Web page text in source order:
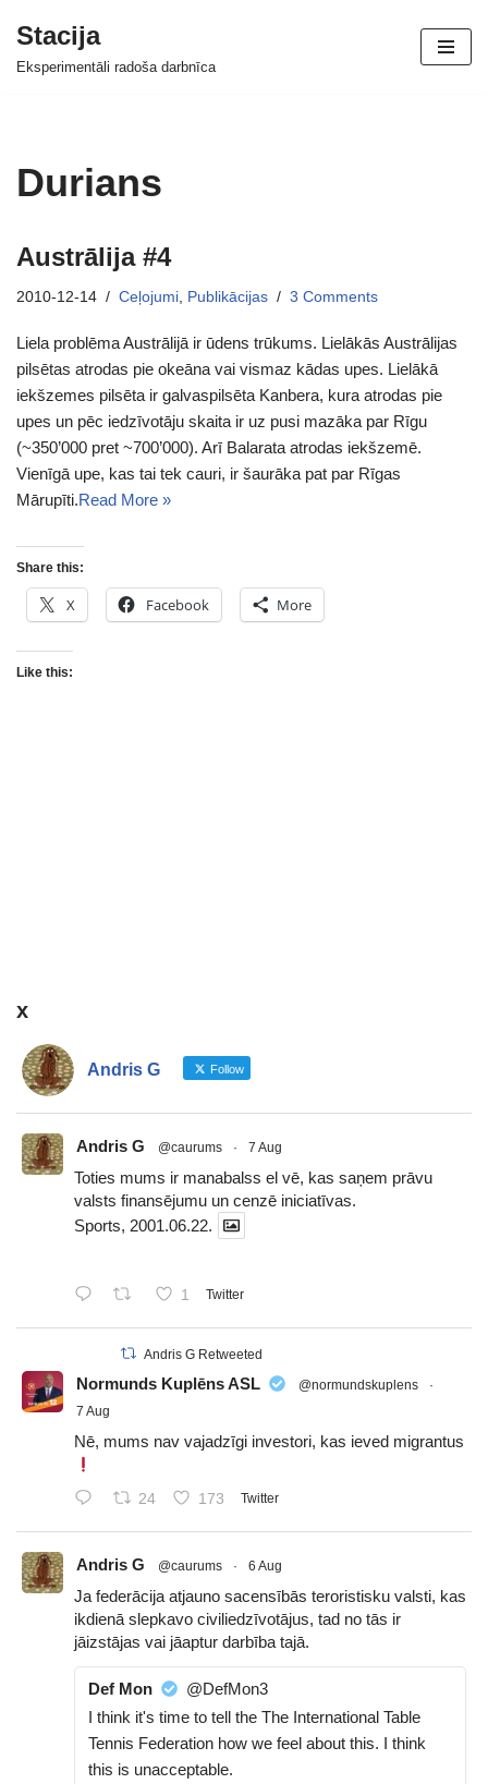
Skip
Stacija
Eksperimentāli radoša darbnīca
Durians
Austrālija #4
2010-12-14 Ceļojumi, Publikācijas 3 Comments
Liela problēma Austrālijā ir ūdens trūkums. Lielākās Austrālijas
pilsētas atrodas pie okeāna vai vismaz kādas upes. Lielākā
iekšzemes pilsēta ir galvaspilsēta Kanbera, kura atrodas pie
upes un pēc iedzīvotāju skaita ir uz pusi mazāka par Rīgu
(~350’000 pret ~700’000). Arī Balarata atrodas iekšzemē.
Vienīgā upe, kas tai tek cauri, ir šaurāka pat par Rīgas
Mārupīti.Read More »
Share this:
X Facebook More
Like this:
x
Andris G Follow
Andris G @caurums · 7 Aug
Toties mums ir manabalss el vē, kas saņem prāvu
valsts finansējumu un cenzē iniciatīvas.
Sports, 2001.06.22.
1 Twitter
Andris G Retweeted
Normunds Kuplēns ASL @normundskuplens
·
7 Aug
Nē, mums nav vajadzīgi investori, kas ieved migrantus
24 173 Twitter
Andris G @caurums · 6 Aug
Ja federācija atjauno sacensībās teroristisku valsti, kas
ikdienā slepkavo civiliedzīvotājus, tad no tās ir
jāizstājas vai jāaptur darbība tajā.
Def Mon
@DefMon3
I think it's time to tell the The International Table
Tennis Federation how we feel about this. I think
this is unacceptable.